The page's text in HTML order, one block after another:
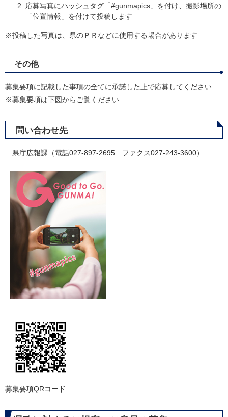
応募写真にハッシュタグ「#gunmapics」を付け、撮影場所の
「位置情報」を付けて投稿します
※投稿した写真は、県のＰＲなどに使用する場合があります
その他
募集要項に記載した事項の全てに承諾した上で応募してください
※募集要項は下図からご覧ください
問い合わせ先
県庁広報課（電話027-897-2695 ファクス027-243-3600）
募集要項QRコード